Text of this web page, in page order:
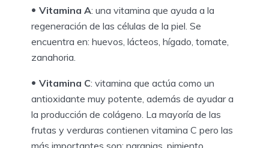
Vitamina A: una vitamina que ayuda a la
regeneración de las células de la piel. Se
encuentra en: huevos, lácteos, hígado, tomate,
zanahoria.
Vitamina C: vitamina que actúa como un
antioxidante muy potente, además de ayudar a
la producción de colágeno. La mayoría de las
frutas y verduras contienen vitamina C pero las
más importantes son: naranjas, pimiento,